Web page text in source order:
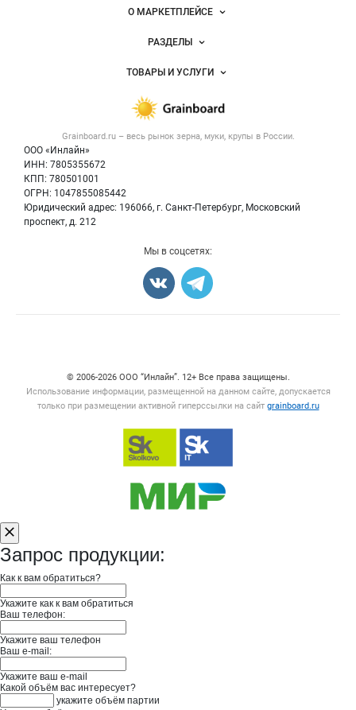
Важные разделы и контакты
Grainboard.ru – весь рынок зерна, муки, крупы в России.
ООО «Инлайн»
ИНН: 7805355672
КПП: 780501001
ОГРН: 1047855085442
Юридический адрес: 196066, г. Санкт-Петербург, Московский
проспект, д. 212
Навигация по сайтуО МАРКЕТПЛЕЙСЕ
Новости Grainboard.ru
Размещение рекламы
Публичная оферта
Контактная информация
Политика обработки персональных данных
РАЗДЕЛЫ
Объявления
Новости рынка
ТОВАРЫ И УСЛУГИ
Крупы
Мука
Мы в соцсетях:
© 2006‑2026 ООО “Инлайн”. 12+ Все права защищены.
Использование информации, размещенной на данном сайте, допускается
только при размещении активной гиперссылки на сайт grainboard.ru
Запрос продукции:
Как к вам обратиться?
Укажите как к вам обратиться
Ваш телефон:
Укажите ваш телефон
Ваш e-mail:
Укажите ваш e-mail
Какой объём вас интересует?
укажите объём партии